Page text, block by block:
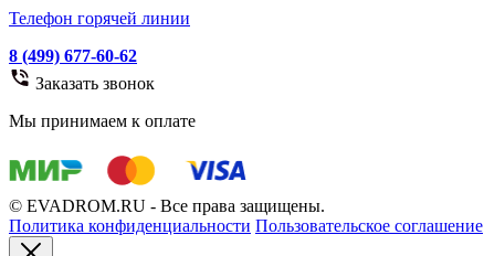
Телефон горячей линии
8 (499) 677-60-62
Заказать звонок
Мы принимаем к оплате
© EVADROM.RU - Все права защищены.
Политика конфиденциальности Пользовательское соглашение